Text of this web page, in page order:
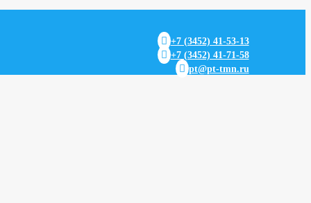
 +7 (3452) 41-53-13
 +7 (3452) 41-71-58
 pt@pt-tmn.ru